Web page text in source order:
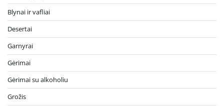
Blynai ir vafliai
Desertai
Garnyrai
Gėrimai
Gėrimai su alkoholiu
Grožis